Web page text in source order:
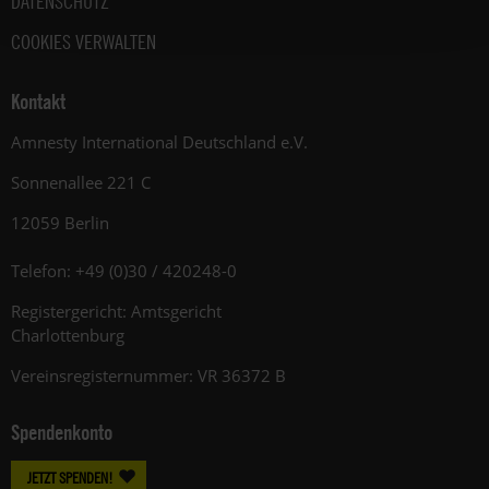
COOKIES VERWALTEN
Kontakt
Amnesty International Deutschland e.V.
Sonnenallee 221 C
12059 Berlin
Telefon: +49 (0)30 / 420248-0
Registergericht: Amtsgericht
Charlottenburg
Vereinsregisternummer: VR 36372 B
Spendenkonto
JETZT SPENDEN!